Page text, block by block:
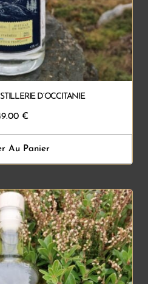
D’OCCITANIE
€
Au Panier